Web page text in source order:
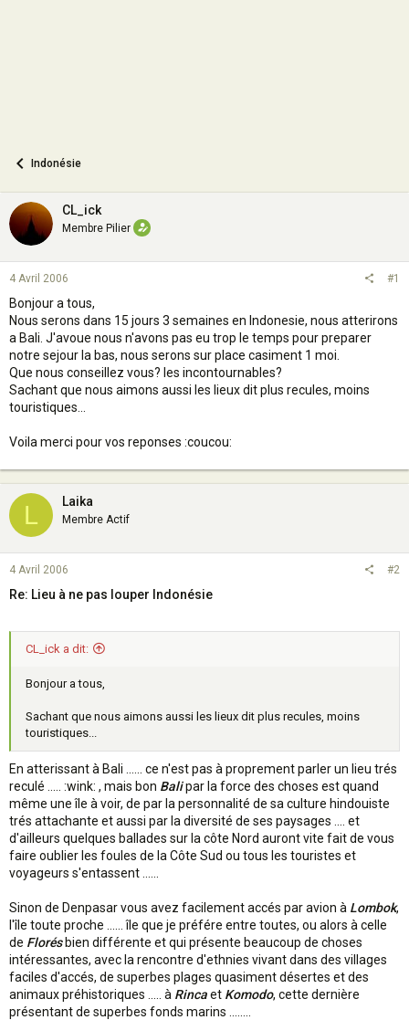
Indonésie
CL_ick
Membre Pilier
4 Avril 2006 #1
Bonjour a tous,
Nous serons dans 15 jours 3 semaines en Indonesie, nous atterirons
a Bali. J'avoue nous n'avons pas eu trop le temps pour preparer
notre sejour la bas, nous serons sur place casiment 1 moi.
Que nous conseillez vous? les incontournables?
Sachant que nous aimons aussi les lieux dit plus recules, moins
touristiques...
Voila merci pour vos reponses :coucou:
L Laika
Membre Actif
4 Avril 2006 #2
Re: Lieu à ne pas louper Indonésie
CL_ick a dit:
Bonjour a tous,
Sachant que nous aimons aussi les lieux dit plus recules, moins
touristiques...
En atterissant à Bali ...... ce n'est pas à proprement parler un lieu trés
reculé ..... :wink: , mais bon Balipar la force des choses est quand
même une île à voir, de par la personnalité de sa culture hindouiste
trés attachante et aussi par la diversité de ses paysages .... et
d'ailleurs quelques ballades sur la côte Nord auront vite fait de vous
faire oublier les foules de la Côte Sud ou tous les touristes et
voyageurs s'entassent ......
Sinon de Denpasar vous avez facilement accés par avion à Lombok,
l'île toute proche ...... île que je préfére entre toutes, ou alors à celle
de Florésbien différente et qui présente beaucoup de choses
intéressantes, avec la rencontre d'ethnies vivant dans des villages
faciles d'accés, de superbes plages quasiment désertes et des
animaux préhistoriques ..... à Rincaet Komodo, cette dernière
présentant de superbes fonds marins ........